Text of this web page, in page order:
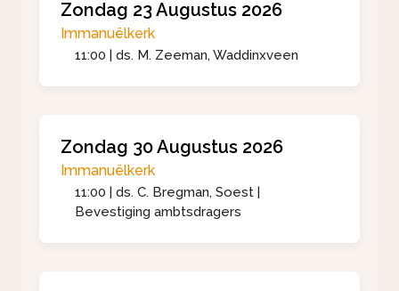
Zondag 23 Augustus 2026
Immanuëlkerk
11:00 | ds. M. Zeeman, Waddinxveen
Zondag 30 Augustus 2026
Immanuëlkerk
11:00 | ds. C. Bregman, Soest |
Bevestiging ambtsdragers